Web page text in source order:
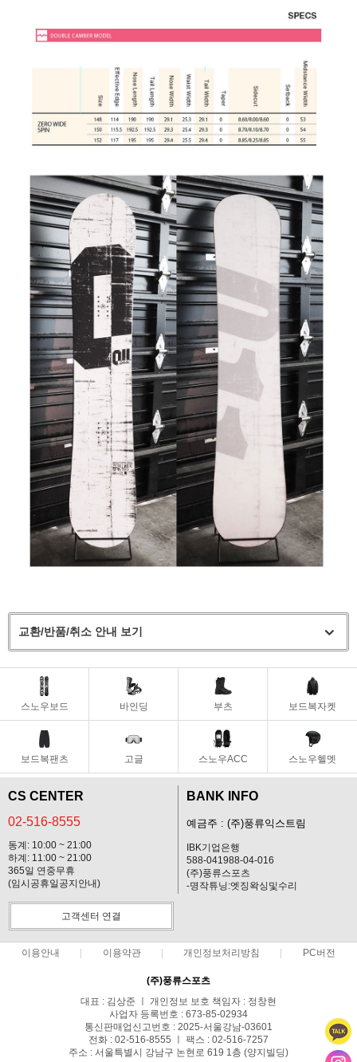
교환/반품/취소 안내 보기
스노우보드 바인딩 부츠 보드복자켓
보드복팬츠 고글 스노우ACC 스노우헬멧
CS CENTER
02-516-8555
동계: 10:00 ~ 21:00
하계: 11:00 ~ 21:00
365일 연중무휴
(임시공휴일공지안내)
BANK INFO
예금주 : (주)풍류익스트림
IBK기업은행
588-041988-04-016
(주)풍류스포츠
-명작튜닝:엣징왁싱및수리
고객센터 연결
이용안내 이용약관 개인정보처리방침 PC버전
(주)풍류스포츠
대표 : 김상준 ㅣ 개인정보 보호 책임자 : 정창현
사업자 등록번호 : 673-85-02934
통신판매업신고번호 : 2025-서울강남-03601
전화 : 02-516-8555 ㅣ 팩스 : 02-516-7257
주소 : 서울특별시 강남구 논현로 619 1층 (양지빌딩)